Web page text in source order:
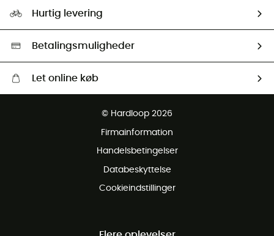
Our ambassadors
HardGreen Udvalg
Hurtig levering
Betalingsmuligheder
Let online køb
© Hardloop 2026
Firmainformation
Handelsbetingelser
Databeskyttelse
Cookieindstillinger